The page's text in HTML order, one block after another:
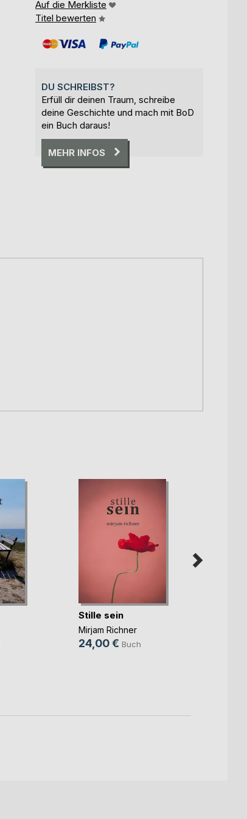
Auf die Merkliste
Titel bewerten
DU SCHREIBST?
Erfüll dir deinen Traum, schreibe
deine Geschichte und mach mit BoD
ein Buch daraus!
MEHR INFOS
Stille sein
Mirjam Richner
24,00 € Buch